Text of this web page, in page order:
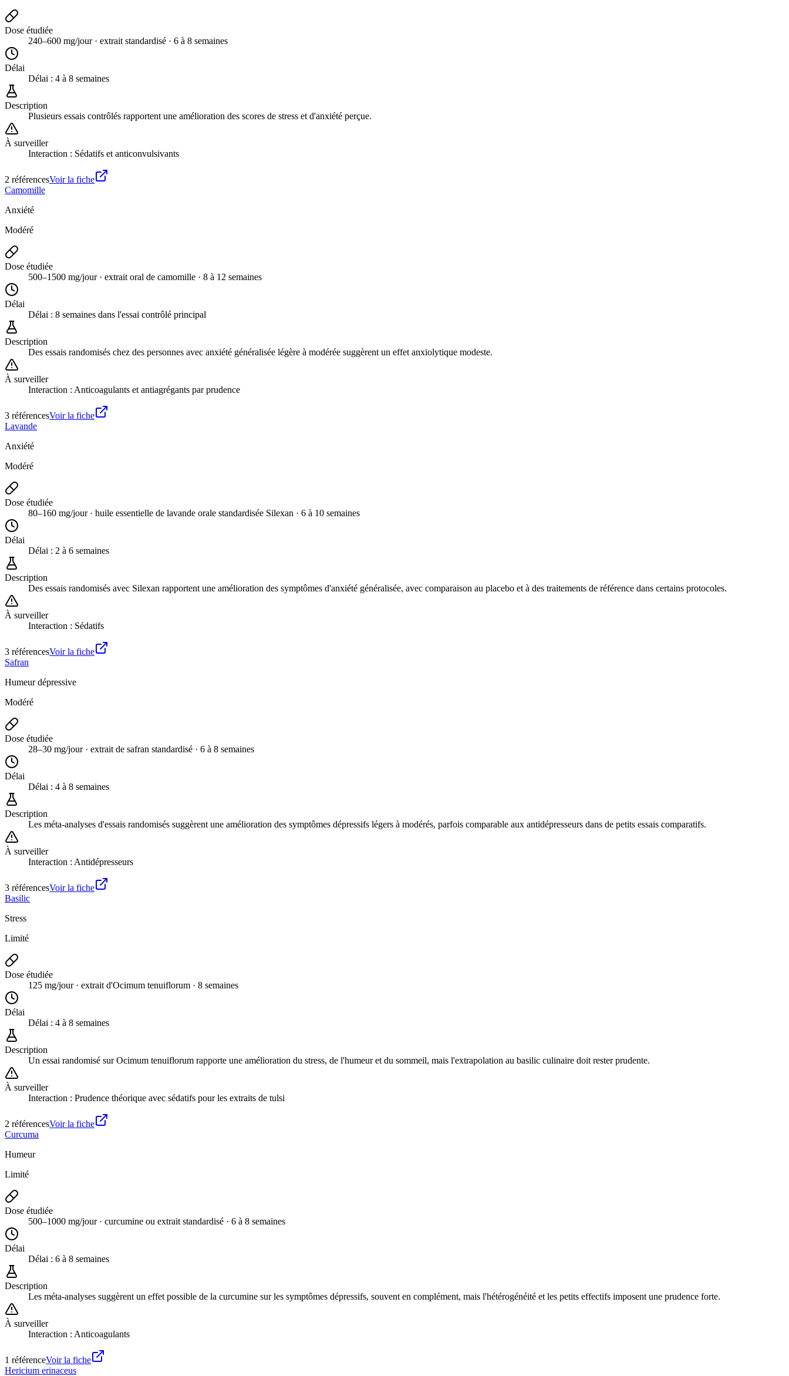
Dose étudiée
240–600 mg/jour · extrait standardisé · 6 à 8 semaines
Délai
Délai : 4 à 8 semaines
Description
Plusieurs essais contrôlés rapportent une amélioration des scores de stress et d'anxiété perçue.
À surveiller
Interaction : Sédatifs et anticonvulsivants
2 référencesVoir la fiche
Camomille
Anxiété
Modéré
Dose étudiée
500–1500 mg/jour · extrait oral de camomille · 8 à 12 semaines
Délai
Délai : 8 semaines dans l'essai contrôlé principal
Description
Des essais randomisés chez des personnes avec anxiété généralisée légère à modérée suggèrent un effet anxiolytique modeste.
À surveiller
Interaction : Anticoagulants et antiagrégants par prudence
3 référencesVoir la fiche
Lavande
Anxiété
Modéré
Dose étudiée
80–160 mg/jour · huile essentielle de lavande orale standardisée Silexan · 6 à 10 semaines
Délai
Délai : 2 à 6 semaines
Description
Des essais randomisés avec Silexan rapportent une amélioration des symptômes d'anxiété généralisée, avec comparaison au placebo et à des traitements de référence dans certains protocoles.
À surveiller
Interaction : Sédatifs
3 référencesVoir la fiche
Safran
Humeur dépressive
Modéré
Dose étudiée
28–30 mg/jour · extrait de safran standardisé · 6 à 8 semaines
Délai
Délai : 4 à 8 semaines
Description
Les méta-analyses d'essais randomisés suggèrent une amélioration des symptômes dépressifs légers à modérés, parfois comparable aux antidépresseurs dans de petits essais comparatifs.
À surveiller
Interaction : Antidépresseurs
3 référencesVoir la fiche
Basilic
Stress
Limité
Dose étudiée
125 mg/jour · extrait d'Ocimum tenuiflorum · 8 semaines
Délai
Délai : 4 à 8 semaines
Description
Un essai randomisé sur Ocimum tenuiflorum rapporte une amélioration du stress, de l'humeur et du sommeil, mais l'extrapolation au basilic culinaire doit rester prudente.
À surveiller
Interaction : Prudence théorique avec sédatifs pour les extraits de tulsi
2 référencesVoir la fiche
Curcuma
Humeur
Limité
Dose étudiée
500–1000 mg/jour · curcumine ou extrait standardisé · 6 à 8 semaines
Délai
Délai : 6 à 8 semaines
Description
Les méta-analyses suggèrent un effet possible de la curcumine sur les symptômes dépressifs, souvent en complément, mais l'hétérogénéité et les petits effectifs imposent une prudence forte.
À surveiller
Interaction : Anticoagulants
1 référenceVoir la fiche
Hericium erinaceus